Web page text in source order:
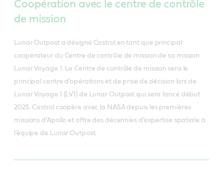
Coopération avec le centre de contrôle
de mission
Lunar Outpost a désigné Castrol en tant que principal
coopérateur du Centre de contrôle de mission de sa mission
Lunar Voyage 1. Le Centre de contrôle de mission sera le
principal centre d’opérations et de prise de décision lors de
Lunar Voyage 1 (LV1) de Lunar Outpost qui sera lancé début
2025. Castrol coopère avec la NASA depuis les premières
missions d’Apollo et offre des décennies d’expertise spatiale à
l’équipe de Lunar Outpost.